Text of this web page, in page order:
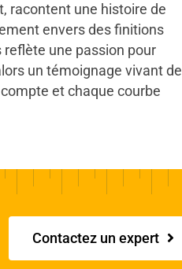
racontent une histoire de
envers des finitions
une passion pour
un témoignage vivant de
et chaque courbe
Contactez un expert